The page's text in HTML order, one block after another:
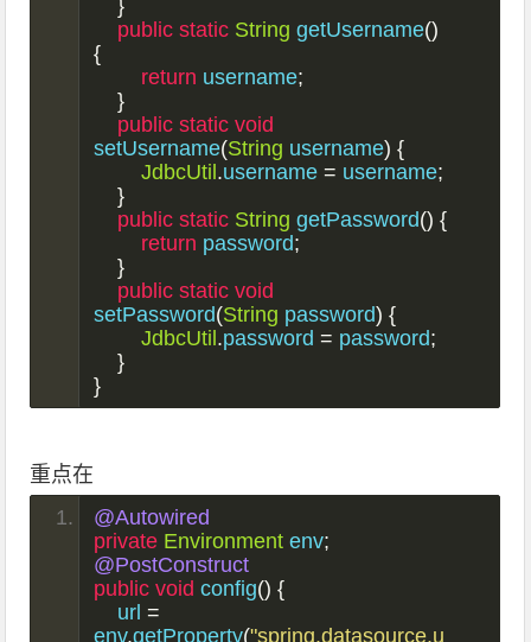
}
public static String getUsername()
{
return username;
}
public static void
setUsername(String username) {
JdbcUtil .username = username;
}
public static String getPassword() {
return password;
}
public static void
setPassword(String password) {
JdbcUtil .password = password;
}
}
重点在
@Autowired
private Environment env;
@PostConstruct
public void config() {
    url
=
env.getProperty("spring.datasource.u